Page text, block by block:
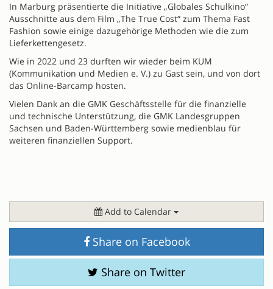
In Marburg präsentierte die Initiative „Globales Schulkino“
Ausschnitte aus dem Film „The True Cost“ zum Thema Fast
Fashion sowie einige dazugehörige Methoden wie die zum
Lieferkettengesetz.
Wie in 2022 und 23 durften wir wieder beim KUM
(Kommunikation und Medien e. V.) zu Gast sein, und von dort
das Online-Barcamp hosten.
Vielen Dank an die GMK Geschäftsstelle für die finanzielle
und technische Unterstützung, die GMK Landesgruppen
Sachsen und Baden-Württemberg sowie medienblau für
weiteren finanziellen Support.
Add to Calendar
Share on Facebook
Share on Twitter